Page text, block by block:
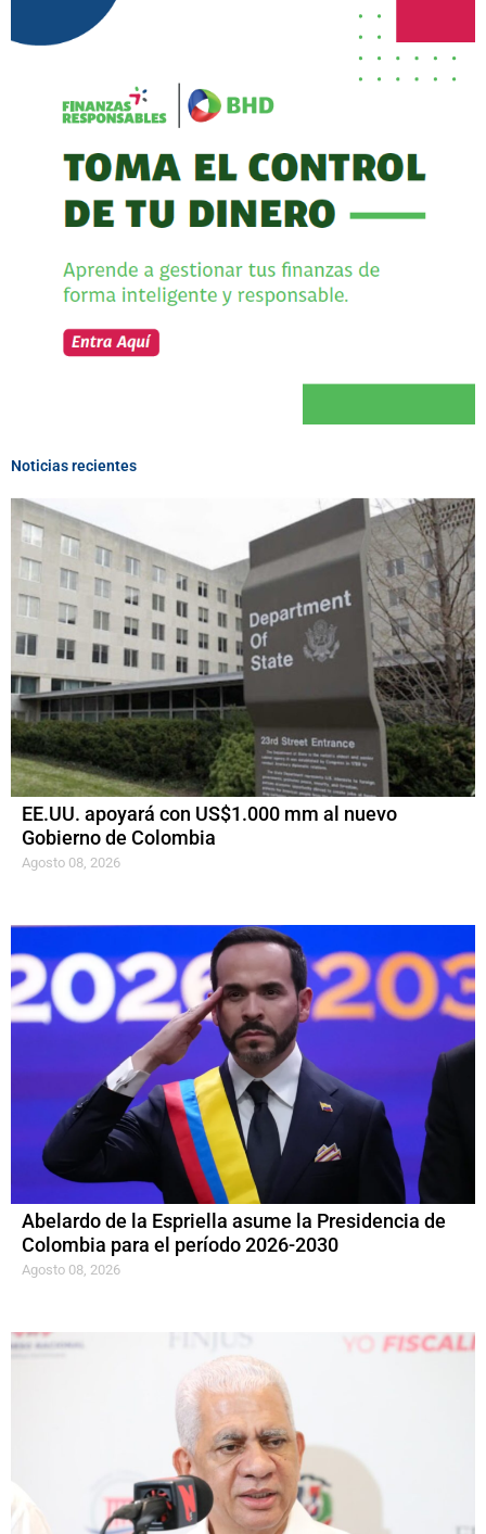
Noticias recientes
EE.UU. apoyará con US$1.000 mm al nuevo
Gobierno de Colombia
Agosto 08, 2026
Abelardo de la Espriella asume la Presidencia de
Colombia para el período 2026-2030
Agosto 08, 2026